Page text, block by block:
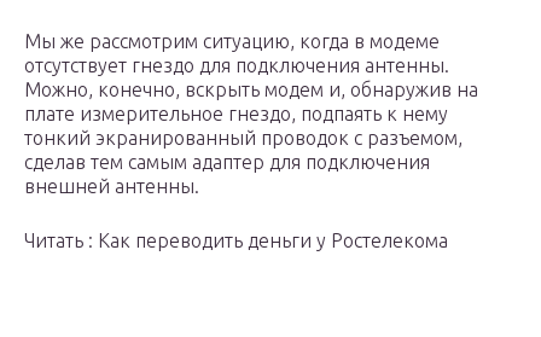
Мы же рассмотрим ситуацию, когда в модеме
отсутствует гнездо для подключения антенны.
Можно, конечно, вскрыть модем и, обнаружив на
плате измерительное гнездо, подпаять к нему
тонкий экранированный проводок с разъемом,
сделав тем самым адаптер для подключения
внешней антенны.
Читать : Как переводить деньги у Ростелекома